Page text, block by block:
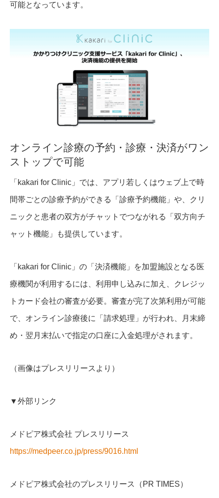
可能となっています。
オンライン診療の予約・診療・決済がワン
ストップで可能
「kakari for Clinic」では、アプリ若しくはウェブ上で時
間帯ごとの診療予約ができる「診療予約機能」や、クリ
ニックと患者の双方がチャットでつながれる「双方向チ
ャット機能」も提供しています。
「kakari for Clinic」の「決済機能」を加盟施設となる医
療機関が利用するには、利用申し込みに加え、クレジッ
トカード会社の審査が必要。審査が完了次第利用が可能
で、オンライン診療後に「請求処理」が行われ、月末締
め・翌月末払いで指定の口座に入金処理がされます。
（画像はプレスリリースより）
▼外部リンク
メドピア株式会社 プレスリリース
https://medpeer.co.jp/press/9016.html
メドピア株式会社のプレスリリース（PR TIMES）